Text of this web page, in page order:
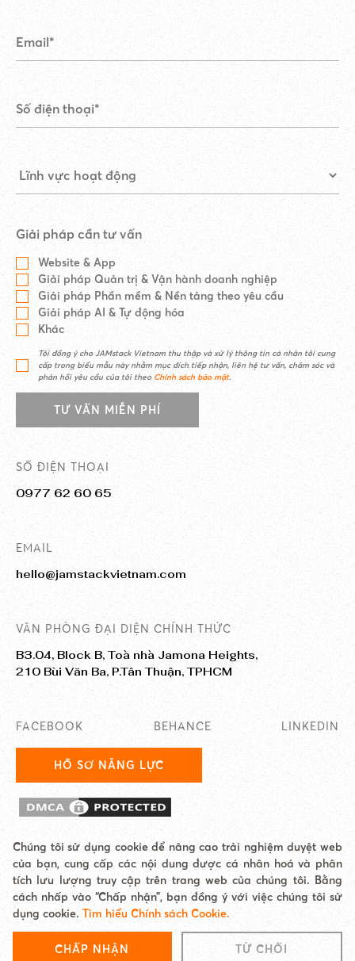
Giải pháp cần tư vấn
Website & App
Giải pháp Quản trị & Vận hành doanh nghiệp
Giải pháp Phần mềm & Nền tảng theo yêu cầu
Giải pháp AI & Tự động hóa
Khác
Tôi đồng ý cho JAMstack Vietnam thu thập và xử lý thông tin cá nhân tôi cung
cấp trong biểu mẫu này nhằm mục đích tiếp nhận, liên hệ tư vấn, chăm sóc và
phản hồi yêu cầu của tôi theo Chính sách bảo mật.
TƯ VẤN MIỄN PHÍ
SỐ ĐIỆN THOẠI
0977 62 60 65
EMAIL
hello@jamstackvietnam.com
VĂN PHÒNG ĐẠI DIỆN CHÍNH THỨC
B3.04, Block B, Toà nhà Jamona Heights,
210 Bùi Văn Ba, P.Tân Thuận, TPHCM
FACEBOOK BEHANCE LINKEDIN
HỒ SƠ NĂNG LỰC
© 2025 Công ty TNHH Giải Pháp Công Nghệ Easy AI. JAMstack Vietnam là
thương hiệu/đơn vị trực thuộc Easy AI.
hello@jamstackvietnam.com Hotline: 0977 62 60 65
Chính sách Cookie
Chúng tôi sử dụng cookie để nâng cao trải nghiệm duyệt web
của bạn, cung cấp các nội dung được cá nhân hoá và phân
tích lưu lượng truy cập trên trang web của chúng tôi. Bằng
cách nhấp vào “Chấp nhận”, bạn đồng ý với việc chúng tôi sử
dụng cookie. Tìm hiểu Chính sách Cookie.
CHẤP NHẬN TỪ CHỐI